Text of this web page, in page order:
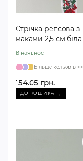
Стрічка репсова з
маками 2,5 см біла
В наявності
Більше кольорів >>
154.05 грн.
ДО КОШИКА →